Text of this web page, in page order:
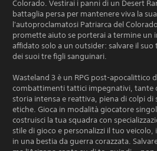
Colorado. Vestirai i panni di un Desert
battaglia persa per mantenere viva la
l'autoproclamatosi Patriarca del
promette aiuto se porterai a termine un
affidato solo a un outsider: salvare il
dei suoi tre figli sanguinari.
Wasteland 3 è un RPG post-apocalittico
combattimenti tattici impegnativi, tante
storia intensa e reattiva, piena di colpi di
etiche. Gioca in modalità giocatore
costruisci la tua squadra con
stile di gioco e personalizzi il tuo
in una bestia da guerra corazzata.